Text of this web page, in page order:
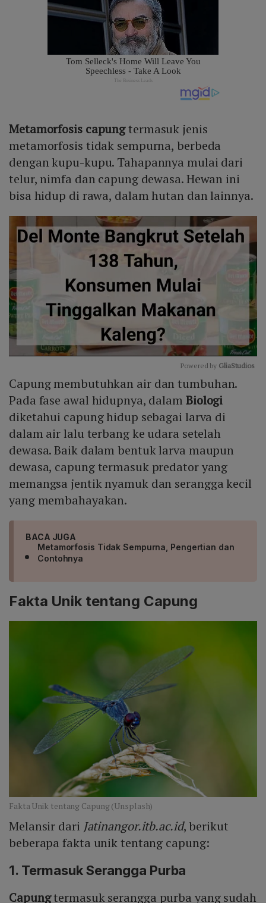
Metamorfosis capungtermasuk jenis
metamorfosis tidak sempurna, berbeda
dengan kupu-kupu. Tahapannya mulai dari
telur, nimfa dan capung dewasa. Hewan ini
bisa hidup di rawa, dalam hutan dan lainnya.
Mute
Powered by GliaStudios
Capung membutuhkan air dan tumbuhan.
Pada fase awal hidupnya, dalam Biologi
diketahui capung hidup sebagai larva di
dalam air lalu terbang ke udara setelah
dewasa. Baik dalam bentuk larva maupun
dewasa, capung termasuk predator yang
memangsa jentik nyamuk dan serangga kecil
yang membahayakan.
BACA JUGA
Metamorfosis Tidak Sempurna, Pengertian dan
Contohnya
Fakta Unik tentang Capung
Fakta Unik tentang Capung (Unsplash)
Melansir dari Jatinangor.itb.ac.id, berikut
beberapa fakta unik tentang capung:
1. Termasuk Serangga Purba
Capungtermasuk serangga purba yang sudah